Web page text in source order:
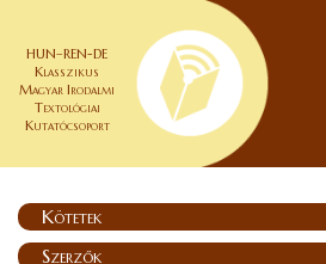
HUN–REN-DE
Klasszikus
Magyar Irodalmi
Textológiai
Kutatócsoport
Kötetek
Szerzők